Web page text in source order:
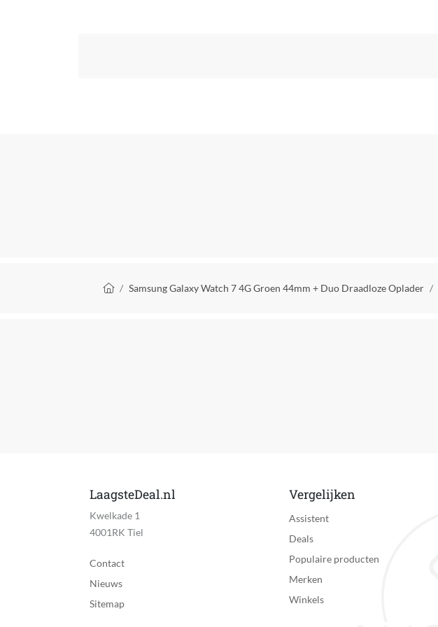
Kruimelpad
Samsung Galaxy Watch 7 4G Groen 44mm + Duo Draadloze Oplader
LaagsteDeal.nl
Kwelkade 1
4001RK Tiel
Contact
Nieuws
Sitemap
Vergelijken
Assistent
Deals
Populaire producten
Merken
Winkels